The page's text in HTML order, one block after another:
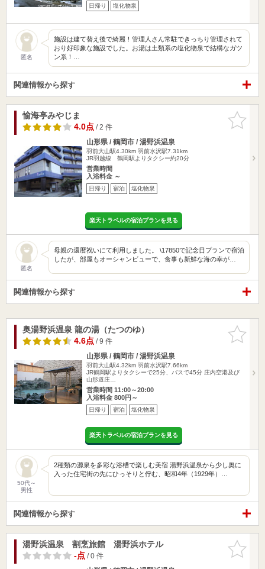
日帰り 塩化物泉
匿名
施設は建て替え後で綺麗！管理人さん常駐できっちり管理されて
おり好印象な施設でした。お湯は土類系の塩化物泉で結構なガツ
ン系！…
関連情報から探す
お気に入
りに追加
愉海亭みやじま
4.0点/ 2 件
山形県 / 鶴岡市 / 湯野浜温泉
羽前大山駅4.30km 羽前水沢駅7.31km
JR羽越線 鶴岡駅よりタクシー約20分
営業時間
入浴料金 ～
日帰り 宿泊 塩化物泉
楽天トラベルの宿泊プランを見る
匿名
母親の還暦祝いにて利用しました。 \17850で記念日プランで宿泊
したが、部屋もオーシャンビューで、食事も新鮮な海の幸が…
関連情報から探す
お気に入
りに追加
奥湯野浜温泉 龍の湯（たつのゆ）
4.6点/ 9 件
山形県 / 鶴岡市 / 湯野浜温泉
羽前大山駅4.32km 羽前水沢駅7.66km
JR鶴岡駅よりタクシーで25分、バスで45分 庄内空港及び
山形道庄…
営業時間 11:00～20:00
入浴料金 800円～
日帰り 宿泊 塩化物泉
楽天トラベルの宿泊プランを見る
50代～
男性
2種類の源泉を多彩な浴槽で楽しむ美宿 湯野浜温泉から少し奥に
入った住宅街の先にひっそりと佇む、昭和4年（1929年）…
関連情報から探す
お気に入
りに追加
湯野浜温泉 割烹旅館 湯野浜ホテル
-点/ 0 件